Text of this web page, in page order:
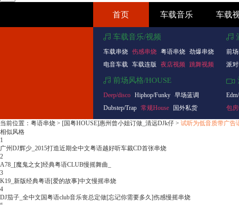
首页 车载音乐 车载
车载音乐/视频
车载串烧 伤感串烧 粤语串烧 劲爆串烧
电音车载 车载连版 夜店视频 跳舞视频
前场风格/HOUSE
Deep/disco Hiphop/Funky 早场蓝调
Dubstep/Trap 常规House 国外私货
前
派
包
当前位置： 粤语串烧 > [国粤HOUSE]惠州曾小姐订做_清远DJk仔 > 试听为低音质带广告
相似风格
1
广州DJ辉少_2015打造近期全中文粤语越好听车裁CD首张串烧
2
A78_[魔鬼之女]经典粤语CLUB慢摇舞曲_
3
K19_新版经典粤语[爱的故事]中文慢摇串烧
4
DJ茄子_全中文国粤语club音乐丧总定做[忘记你需要多久]伤感慢摇串烧